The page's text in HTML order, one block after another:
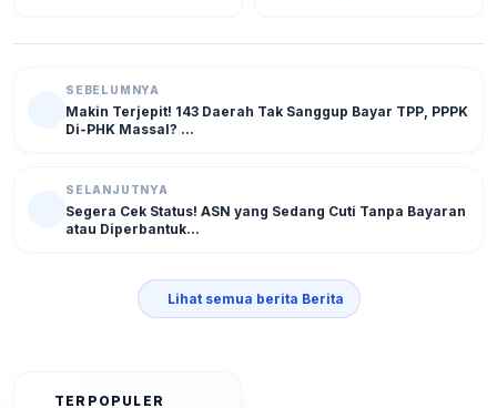
SEBELUMNYA
Makin Terjepit! 143 Daerah Tak Sanggup Bayar TPP, PPPK
Di-PHK Massal? ...
SELANJUTNYA
Segera Cek Status! ASN yang Sedang Cuti Tanpa Bayaran
atau Diperbantuk...
Lihat semua berita Berita
TERPOPULER